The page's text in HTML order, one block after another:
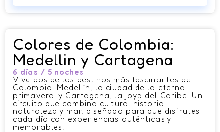
Colores de Colombia:
Medellin y Cartagena
6 días / 5 noches
Vive dos de los destinos más fascinantes de
Colombia: Medellín, la ciudad de la eterna
primavera, y Cartagena, la joya del Caribe. Un
circuito que combina cultura, historia,
naturaleza y mar, diseñado para que disfrutes
cada día con experiencias auténticas y
memorables.